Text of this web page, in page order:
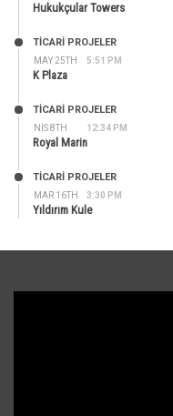
Hukukçular Towers
MAY 25TH 5:51 PM
TİCARİ PROJELER
K Plaza
NIS 8TH 12:34 PM
TİCARİ PROJELER
Royal Marin
MAR 16TH 3:30 PM
TİCARİ PROJELER
Yıldırım Kule